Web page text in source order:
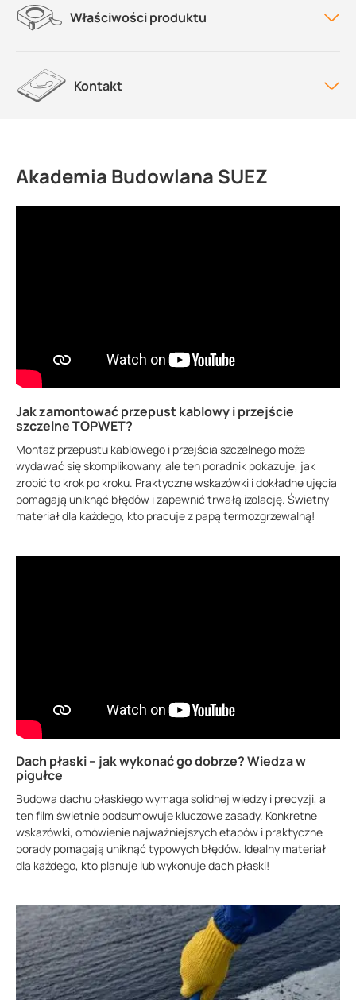
Właściwości produktu
Kontakt
Akademia Budowlana SUEZ
Jak zamontować przepust kablowy i przejście
szczelne TOPWET?
Montaż przepustu kablowego i przejścia szczelnego może
wydawać się skomplikowany, ale ten poradnik pokazuje, jak
zrobić to krok po kroku. Praktyczne wskazówki i dokładne ujęcia
pomagają uniknąć błędów i zapewnić trwałą izolację. Świetny
materiał dla każdego, kto pracuje z papą termozgrzewalną!
Dach płaski – jak wykonać go dobrze? Wiedza w
pigułce
Budowa dachu płaskiego wymaga solidnej wiedzy i precyzji, a
ten film świetnie podsumowuje kluczowe zasady. Konkretne
wskazówki, omówienie najważniejszych etapów i praktyczne
porady pomagają uniknąć typowych błędów. Idealny materiał
dla każdego, kto planuje lub wykonuje dach płaski!